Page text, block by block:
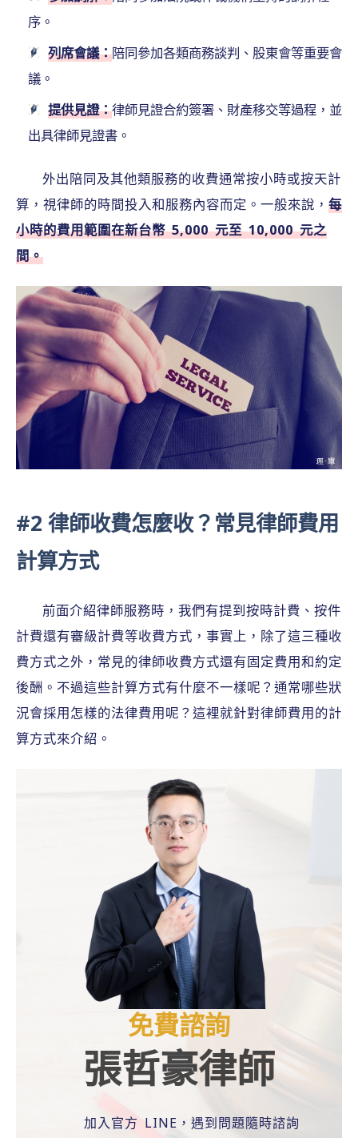
序。
列席會議：陪同參加各類商務談判、股東會等重要會
議。
提供見證：律師見證合約簽署、財產移交等過程，並
出具律師見證書。
外出陪同及其他類服務的收費通常按小時或按天計
算，視律師的時間投入和服務內容而定。一般來說， 每
小時的費用範圍在新台幣 5,000 元至 10,000 元之
間。
#2 律師收費怎麼收？常見律師費用
計算方式
前面介紹律師服務時，我們有提到按時計費、按件
計費還有審級計費等收費方式，事實上，除了這三種收
費方式之外，常見的律師收費方式還有固定費用和約定
後酬。不過這些計算方式有什麼不一樣呢？通常哪些狀
況會採用怎樣的法律費用呢？這裡就針對律師費用的計
算方式來介紹。
免費諮詢
張哲豪律師
加入官方 LINE，遇到問題隨時諮詢